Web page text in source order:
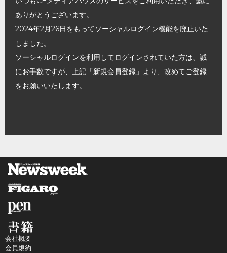
ありがとうございます。
2024年2月26日をもってソーシャルログイン機能を廃止いた
しました。
ソーシャルログインを利用してログインされていた方は、誠
にお手数ですが、上記「新規会員登録」より、改めてご登録
をお願いいたします。
会社概要
会員規約